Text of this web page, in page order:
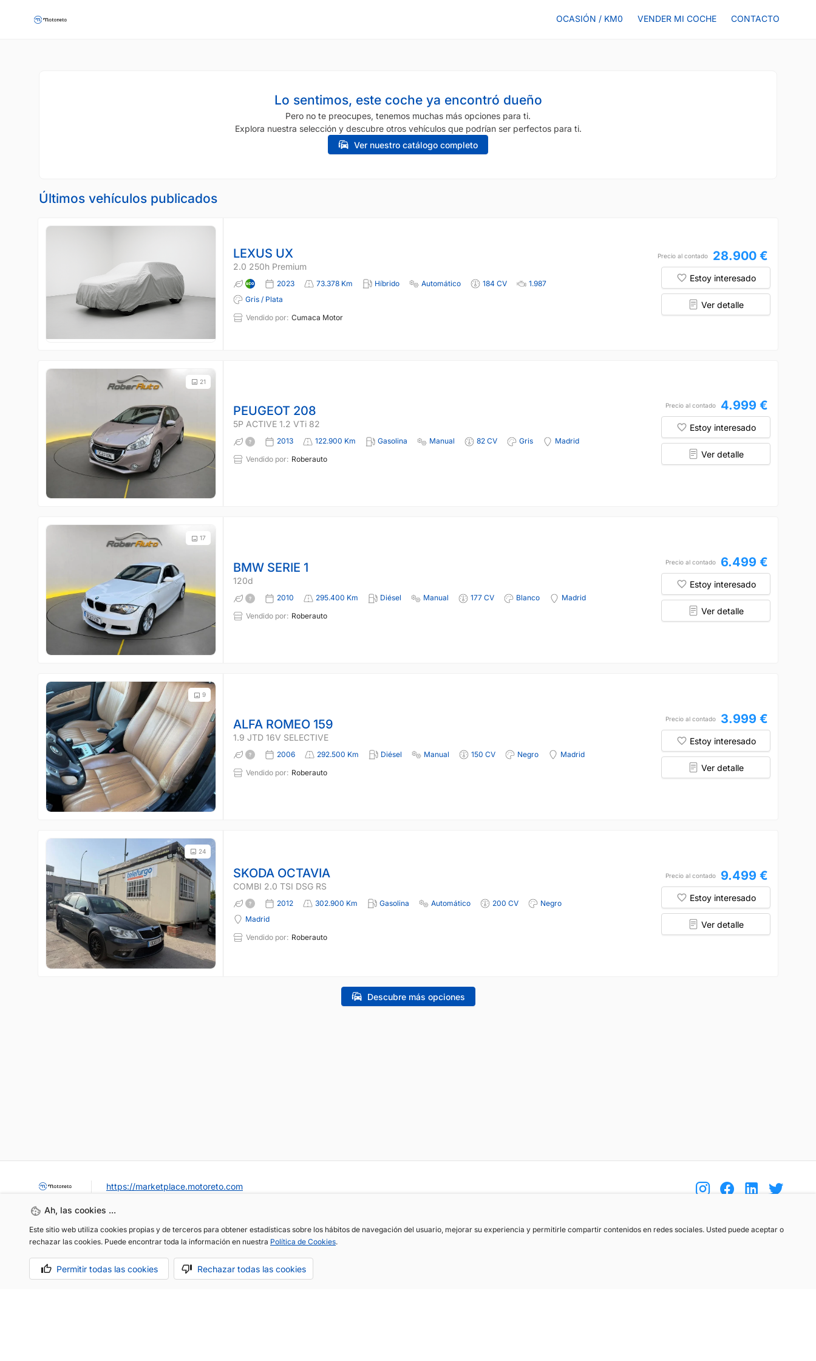
OCASIÓN / KM0 VENDER MI COCHE CONTACTO
Lo sentimos, este coche ya encontró dueño
Pero no te preocupes, tenemos muchas más opciones para ti.
Explora nuestra selección y descubre otros vehículos que podrían ser perfectos para ti.
Ver nuestro catálogo completo
Últimos vehículos publicados
LEXUS UX
2.0 250h Premium
2023 73.378 Km Híbrido Automático 184 CV
1.987
Gris / Plata
Vendido por: Cumaca Motor
Precio al contado 28.900 €
Estoy interesado
Ver detalle
21
PEUGEOT 208
5P ACTIVE 1.2 VTi 82
2013 122.900 Km Gasolina Manual 82 CV Gris
Madrid
Vendido por: Roberauto
Precio al contado 4.999 €
Estoy interesado
Ver detalle
17
BMW SERIE 1
120d
2010 295.400 Km Diésel Manual 177 CV Blanco
Madrid
Vendido por: Roberauto
Precio al contado 6.499 €
Estoy interesado
Ver detalle
9
ALFA ROMEO 159
1.9 JTD 16V SELECTIVE
2006 292.500 Km Diésel Manual 150 CV Negro
Madrid
Vendido por: Roberauto
Precio al contado 3.999 €
Estoy interesado
Ver detalle
24
SKODA OCTAVIA
COMBI 2.0 TSI DSG RS
2012 302.900 Km Gasolina Automático 200 CV
Negro
Madrid
Vendido por: Roberauto
Precio al contado 9.499 €
Estoy interesado
Ver detalle
Descubre más opciones
Ah, las cookies ...
Este sitio web utiliza cookies propias y de terceros para obtener estadísticas sobre los hábitos de navegación del usuario, mejorar su experiencia y permitirle compartir contenidos en redes sociales. Usted puede aceptar o
rechazar las cookies. Puede encontrar toda la información en nuestra Política de Cookies.
Permitir todas las cookies Rechazar todas las cookies
https://marketplace.motoreto.com